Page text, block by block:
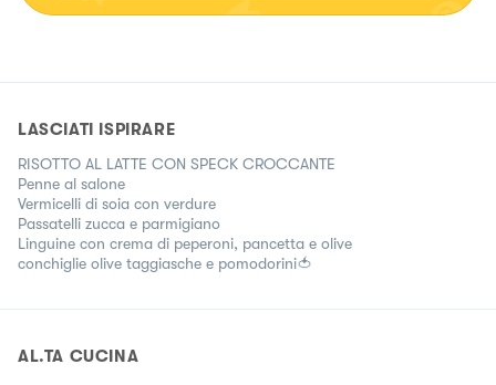
LASCIATI ISPIRARE
RISOTTO AL LATTE CON SPECK CROCCANTE
Penne al salone
Vermicelli di soia con verdure
Passatelli zucca e parmigiano
Linguine con crema di peperoni, pancetta e olive
conchiglie olive taggiasche e pomodorini🍅
AL.TA CUCINA